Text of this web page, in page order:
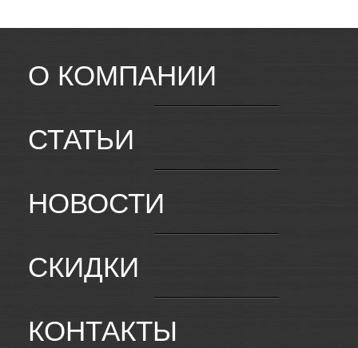
О КОМПАНИИ
СТАТЬИ
НОВОСТИ
СКИДКИ
КОНТАКТЫ